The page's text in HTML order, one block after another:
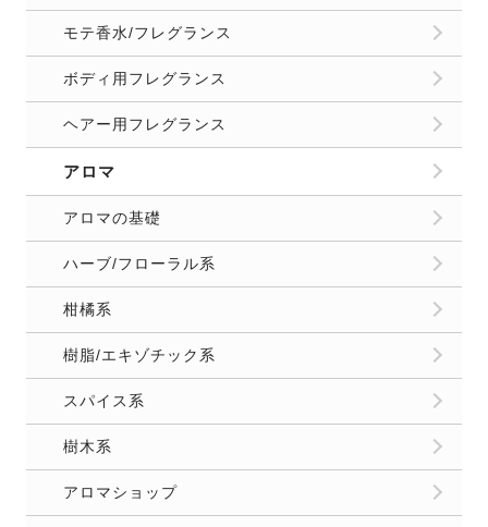
モテ香水/フレグランス
ボディ用フレグランス
ヘアー用フレグランス
アロマ
アロマの基礎
ハーブ/フローラル系
柑橘系
樹脂/エキゾチック系
スパイス系
樹木系
アロマショップ